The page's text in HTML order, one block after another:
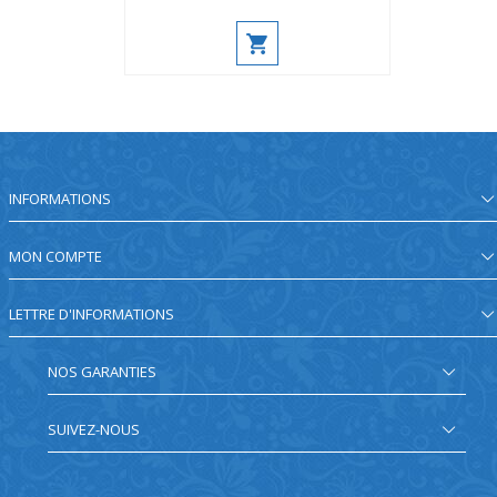
INFORMATIONS
MON COMPTE
LETTRE D'INFORMATIONS
NOS GARANTIES
SUIVEZ-NOUS